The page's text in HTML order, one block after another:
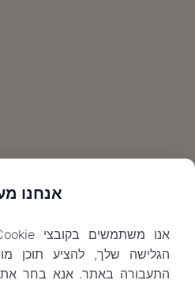
אנחנו
הגלישה שלך, להציע תוכן
התעבורה באתר. אנא בחר את